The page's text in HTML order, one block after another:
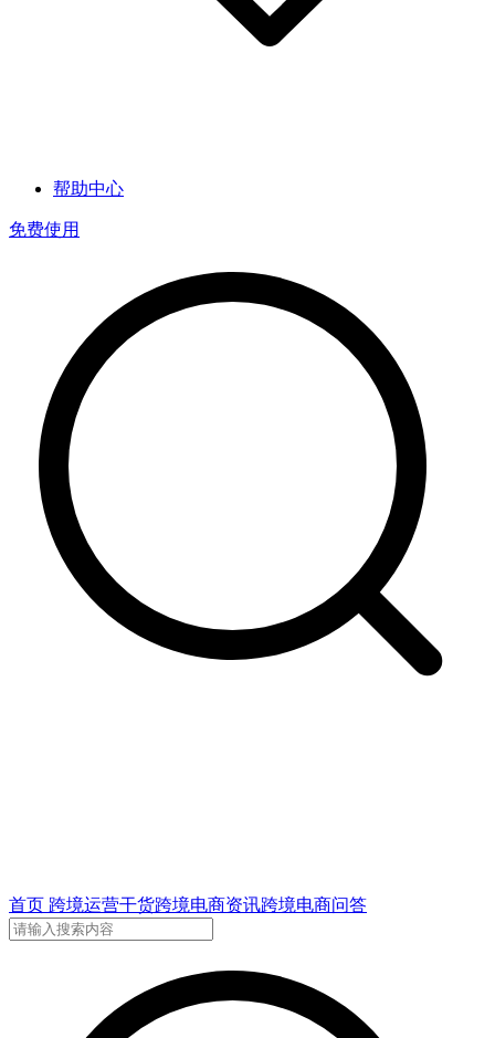
帮助中心
免费使用
首页 跨境运营干货跨境电商资讯跨境电商问答